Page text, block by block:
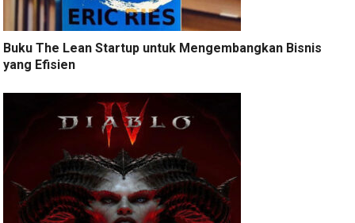
Buku The Lean Startup untuk Mengembangkan Bisnis
yang Efisien